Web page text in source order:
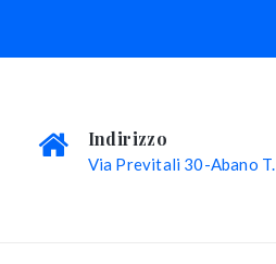
Indirizzo
Via Previtali 30-Abano T.